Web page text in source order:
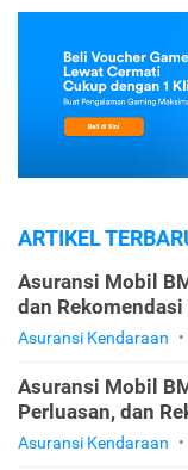
ARTIKEL
Asuransi Mobil
dan
Asuransi Kendaraan •
Asuransi Mobil
Perluasan, dan
Asuransi Kendaraan •